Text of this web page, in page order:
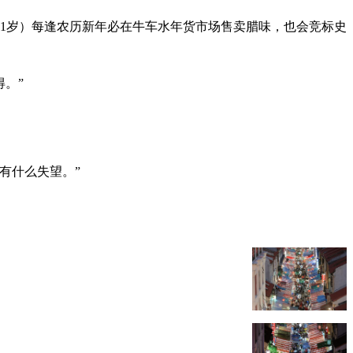
）每逢农历新年必在牛车水年货市场售卖腊味，也会竞标史
。”
什么失望。”